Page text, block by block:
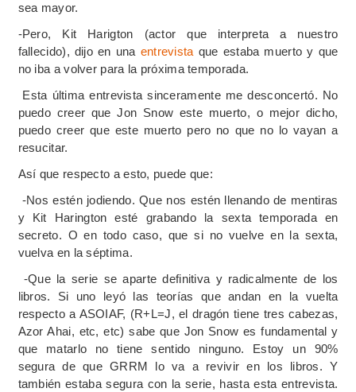
sea mayor.
-Pero, Kit Harigton (actor que interpreta a nuestro
fallecido), dijo en una entrevista que estaba muerto y que
no iba a volver para la próxima temporada.
Esta última entrevista sinceramente me desconcertó. No
puedo creer que Jon Snow este muerto, o mejor dicho,
puedo creer que este muerto pero no que no lo vayan a
resucitar.
Así que respecto a esto, puede que:
-Nos estén jodiendo. Que nos estén llenando de mentiras
y Kit Harington esté grabando la sexta temporada en
secreto. O en todo caso, que si no vuelve en la sexta,
vuelva en la séptima.
-Que la serie se aparte definitiva y radicalmente de los
libros. Si uno leyó las teorías que andan en la vuelta
respecto a ASOIAF, (R+L=J, el dragón tiene tres cabezas,
Azor Ahai, etc, etc) sabe que Jon Snow es fundamental y
que matarlo no tiene sentido ninguno. Estoy un 90%
segura de que GRRM lo va a revivir en los libros. Y
también estaba segura con la serie, hasta esta entrevista.